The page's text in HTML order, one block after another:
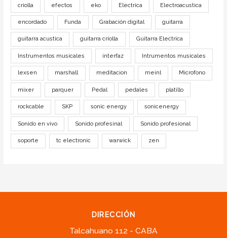
criolla efectos eko Electrica Electroacustica
encordado Funda Grabación digital guitarra
guitarra acustica guitarra criolla Guitarra Electrica
Instrumentos musicales interfaz Intrumentos musicales
lexsen marshall meditacion meinl Microfono
mixer parquer Pedal pedales platillo
rockcable SKP sonic energy sonicenergy
Sonido en vivo Sonido profesinal Sonido profesional
soporte tc electronic warwick zen
DIRECCIÓN
Talcahuano 112 - CABA